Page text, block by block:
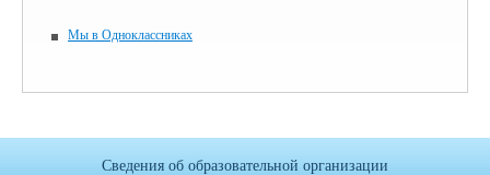
Мы в Одноклассниках
Сведения об образовательной организации